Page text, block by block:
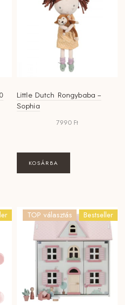
Little Dutch Rongybaba –
Sophia
7990 Ft
KOSÁRBA
TOP választás Bestseller